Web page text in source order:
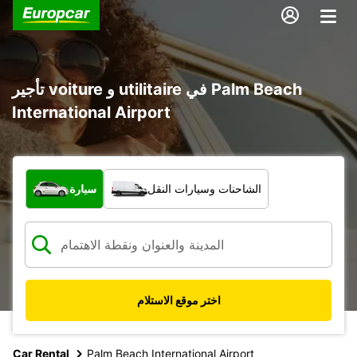
تأجير voiture و utilitaire في Palm Beach
International Airport
ما نوع المركبة؟
سيارة الشاحنات وسيارات النقل
اختر موقع الاستلام
Car Rental Palm Beach International Airport